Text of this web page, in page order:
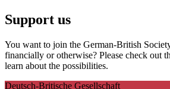
Support us
You want to join the German-British
financially or otherwise? Please check out
learn about the possibilities.
Deutsch-Britische Gesellschaft